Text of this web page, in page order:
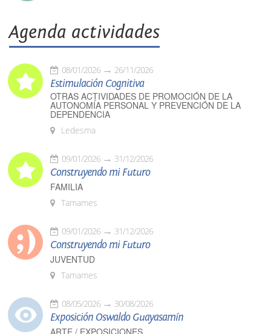
Agenda actividades
08/01/2026 26/11/2026
Estimulación Cognitiva
OTRAS ACTIVIDADES DE PROMOCIÓN DE LA
AUTONOMÍA PERSONAL Y PREVENCIÓN DE LA
DEPENDENCIA
Ledesma
09/01/2026 31/12/2026
Construyendo mi Futuro
FAMILIA
Tamames
09/01/2026 31/12/2026
Construyendo mi Futuro
JUVENTUD
Tamames
08/05/2026 30/08/2026
Exposición Oswaldo Guayasamín
ARTE / EXPOSICIONES